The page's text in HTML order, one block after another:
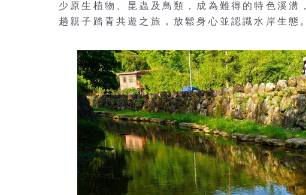
少原生植物、昆蟲及鳥類，成為難得的特色溪
趟親子踏青共遊之旅，放鬆身心並認識水岸生態。